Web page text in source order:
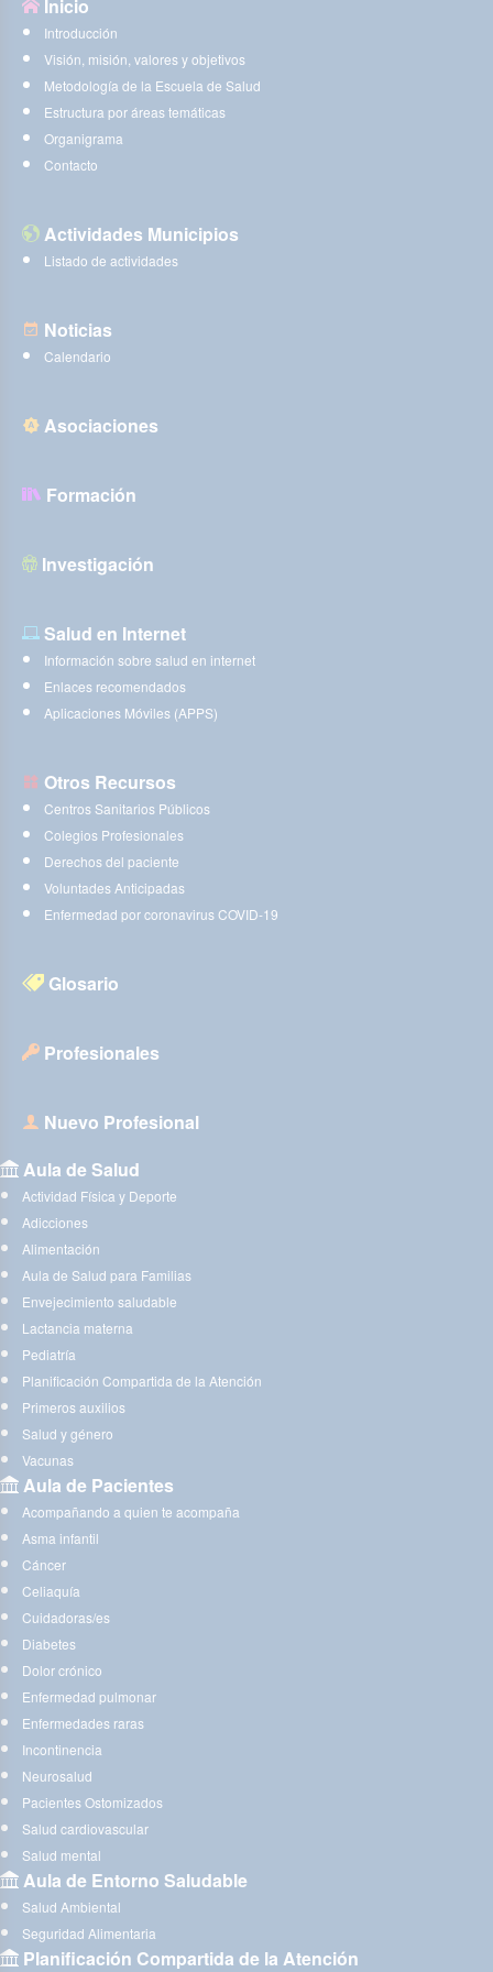
Inicio
Introducción
Visión, misión, valores y objetivos
Metodología de la Escuela de Salud
Estructura por áreas temáticas
Organigrama
Contacto
Actividades Municipios
Listado de actividades
Noticias
Calendario
Asociaciones
Formación
Investigación
Salud en Internet
Información sobre salud en internet
Enlaces recomendados
Aplicaciones Móviles (APPS)
Otros Recursos
Centros Sanitarios Públicos
Colegios Profesionales
Derechos del paciente
Voluntades Anticipadas
Enfermedad por coronavirus COVID-19
Glosario
Profesionales
Nuevo Profesional
Aula de Salud
Actividad Física y Deporte
Adicciones
Alimentación
Aula de Salud para Familias
Envejecimiento saludable
Lactancia materna
Pediatría
Planificación Compartida de la Atención
Primeros auxilios
Salud y género
Vacunas
Aula de Pacientes
Acompañando a quien te acompaña
Asma infantil
Cáncer
Celiaquía
Cuidadoras/es
Diabetes
Dolor crónico
Enfermedad pulmonar
Enfermedades raras
Incontinencia
Neurosalud
Pacientes Ostomizados
Salud cardiovascular
Salud mental
Aula de Entorno Saludable
Salud Ambiental
Seguridad Alimentaria
Planificación Compartida de la Atención